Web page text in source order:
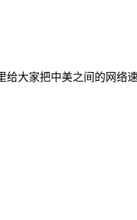
给大家把中美之间的网络